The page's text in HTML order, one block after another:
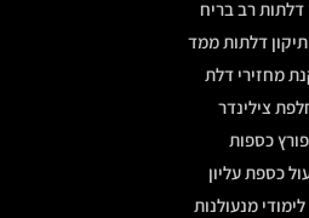
דלתות רב בריח
דלתות ממד
מחזירי דלת
צילינדר
פורץ כספות
כספת עליון
מנעולנות